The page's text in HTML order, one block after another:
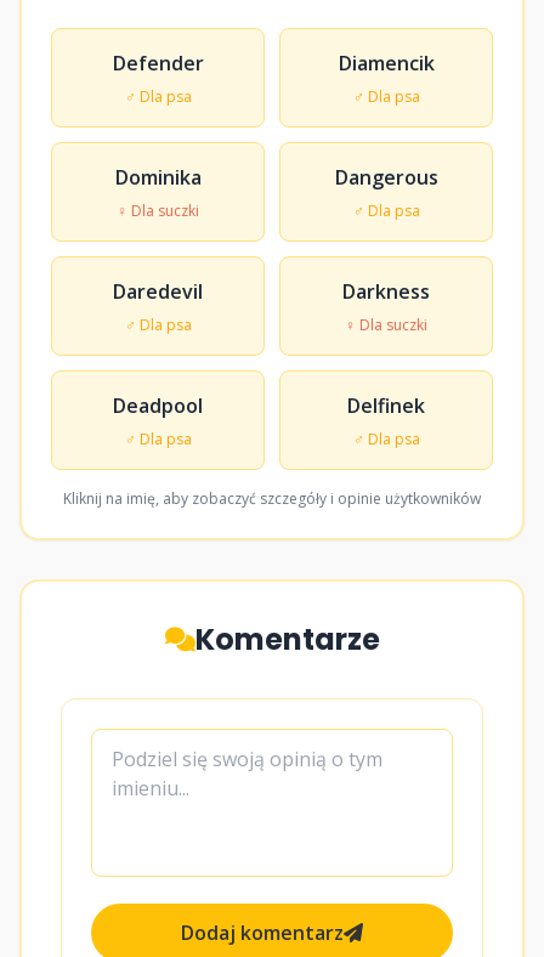
Defender
♂ Dla psa
Diamencik
♂ Dla psa
Dominika
♀ Dla suczki
Dangerous
♂ Dla psa
Daredevil
♂ Dla psa
Darkness
♀ Dla suczki
Deadpool
♂ Dla psa
Delfinek
♂ Dla psa
Kliknij na imię, aby zobaczyć szczegóły i opinie użytkowników
Komentarze
Dodaj komentarz